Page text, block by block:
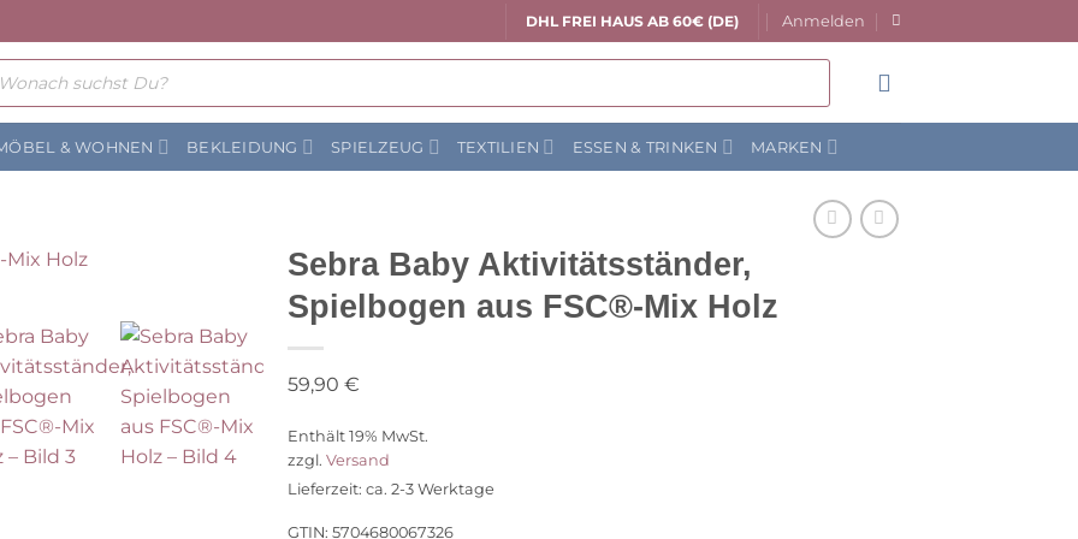
DHL FREI HAUS AB 60€ (DE) Anmelden
& WOHNEN BEKLEIDUNG SPIELZEUG TEXTILIEN ESSEN & TRINKEN MARKEN
Auf die Wunschliste
Sebra Baby Aktivitätsständer,
Spielbogen aus FSC®-Mix Holz
59,90 €
Enthält 19% MwSt.
zzgl. Versand
Lieferzeit: ca. 2-3 Werktage
GTIN: 5704680067326